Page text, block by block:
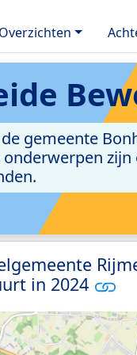
Overzichten
gemeente
in 2024